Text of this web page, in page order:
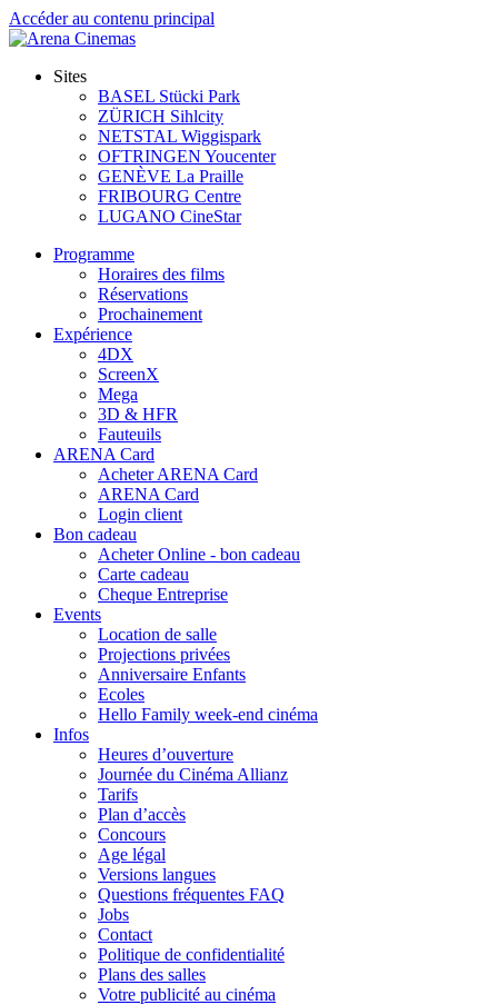
Accéder au contenu principal
Sites
BASEL Stücki Park
ZÜRICH Sihlcity
NETSTAL Wiggispark
OFTRINGEN Youcenter
GENÈVE La Praille
FRIBOURG Centre
LUGANO CineStar
Programme
Horaires des films
Réservations
Prochainement
Expérience
4DX
ScreenX
Mega
3D & HFR
Fauteuils
ARENA Card
Acheter ARENA Card
ARENA Card
Login client
Bon cadeau
Acheter Online - bon cadeau
Carte cadeau
Cheque Entreprise
Events
Location de salle
Projections privées
Anniversaire Enfants
Ecoles
Hello Family week-end cinéma
Infos
Heures d’ouverture
Journée du Cinéma Allianz
Tarifs
Plan d’accès
Concours
Age légal
Versions langues
Questions fréquentes FAQ
Jobs
Contact
Politique de confidentialité
Plans des salles
Votre publicité au cinéma